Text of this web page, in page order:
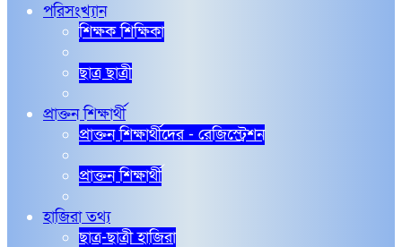
পরিসংখ্যান
শিক্ষক শিক্ষিকা
ছাত্র ছাত্রী
প্রাক্তন শিক্ষার্থী
প্রাক্তন শিক্ষার্থীদের - রেজিস্ট্রেশন
প্রাক্তন শিক্ষার্থী
হাজিরা তথ্য
ছাত্র-ছাত্রী হাজিরা